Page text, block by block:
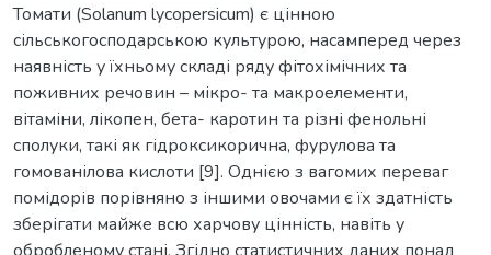
Томати (Solanum lycopersicum) є цінною
сільськогосподарською культурою, насамперед через
наявність у їхньому складі ряду фітохімічних та
поживних речовин – мікро- та макроелементи,
вітаміни, лікопен, бета- каротин та різні фенольні
сполуки, такі як гідроксикорична, фурулова та
гомованілова кислоти [9]. Однією з вагомих переваг
помідорів порівняно з іншими овочами є їх здатність
зберігати майже всю харчову цінність, навіть у